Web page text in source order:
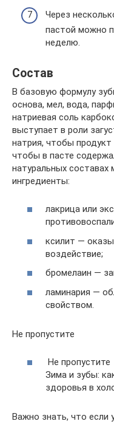
Через
пастой можно
неделю.
Состав
В базовую формулу
основа, мел, вода,
натриевая соль
выступает в роли
натрия, чтобы
чтобы в пасте
натуральных
ингредиенты:
лакрица или
ксилит —
воздействие;
бромелаин —
ламинария —
свойством.
Не пропустите
Не пропустите
Зима и зубы:
здоровья в
Важно знать, что если